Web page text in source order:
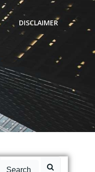
DISCLAIMER